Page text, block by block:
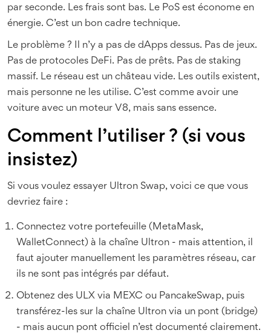
par seconde. Les frais sont bas. Le PoS est économe en
énergie. C’est un bon cadre technique.
Le problème ? Il n’y a pas de dApps dessus. Pas de jeux.
Pas de protocoles DeFi. Pas de prêts. Pas de staking
massif. Le réseau est un château vide. Les outils existent,
mais personne ne les utilise. C’est comme avoir une
voiture avec un moteur V8, mais sans essence.
Comment l’utiliser ? (si vous
insistez)
Si vous voulez essayer Ultron Swap, voici ce que vous
devriez faire :
Connectez votre portefeuille (MetaMask,
WalletConnect) à la chaîne Ultron - mais attention, il
faut ajouter manuellement les paramètres réseau, car
ils ne sont pas intégrés par défaut.
Obtenez des ULX via MEXC ou PancakeSwap, puis
transférez-les sur la chaîne Ultron via un pont (bridge)
- mais aucun pont officiel n’est documenté clairement.